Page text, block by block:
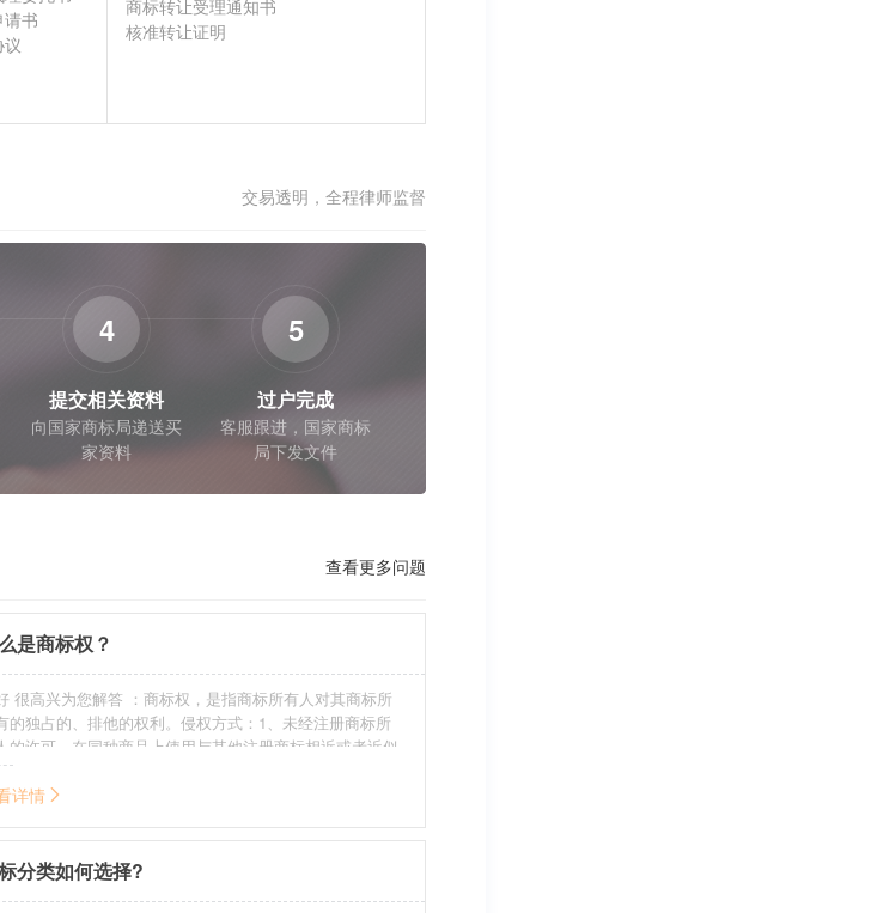
书
商标转让受理通知书
核准转让证明
交易透明，全程律师监督
4
提交相关资料
向国家商标局递送买
家资料
5
过户完成
客服跟进，国家商标
局下发文件
查看更多问题
是商标权？
很高兴为您解答 ：商标权，是指商标所有人对其商标所
的独占的、排他的权利。侵权方式：1、未经注册商标所
的许可，在同种商品上使用与其他注册商标相近或者近似
标。2、销售明知是假冒注册商标的商品。3、伪造、擅自
他人注册商标标识或者销售伪造、擅自制造的注册商标标
人注册商标专用权造成其他损害。
详情
分类如何选择?